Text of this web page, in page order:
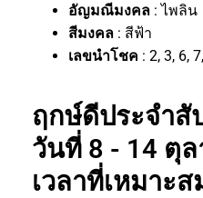
อัญมณีมงคล : ไพลิน
สีมงคล : สีฟ้า
เลขนำโชค : 2, 3, 6,
ฤกษ์ดีประจำสั
วันที่ 8 - 14 ตุ
เวลาที่เหมาะส